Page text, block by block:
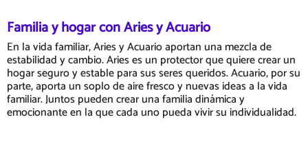
Familia y hogar con Aries y Acuario
En la vida familiar, Aries y Acuario aportan una mezcla de
estabilidad y cambio. Aries es un protector que quiere crear un
hogar seguro y estable para sus seres queridos. Acuario, por su
parte, aporta un soplo de aire fresco y nuevas ideas a la vida
familiar. Juntos pueden crear una familia dinámica y
emocionante en la que cada uno pueda vivir su individualidad.